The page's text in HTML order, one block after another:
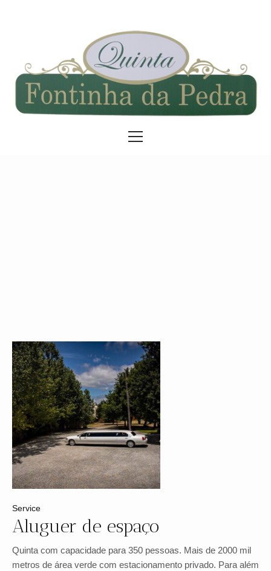
Service
Aluguer de espaço
Quinta com capacidade para 350 pessoas. Mais de 2000 mil
metros de área verde com estacionamento privado. Para além